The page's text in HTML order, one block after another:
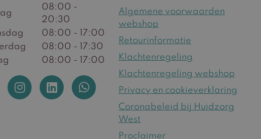
08:00 -
20:30
08:00 - 17:00
08:00 - 17:30
08:00 - 17:00
Algemene voorwaarden
webshop
Retourinformatie
Klachtenregeling
Klachtenregeling webshop
Privacy en cookieverklaring
Coronabeleid bij Huidzorg
West
Proclaimer